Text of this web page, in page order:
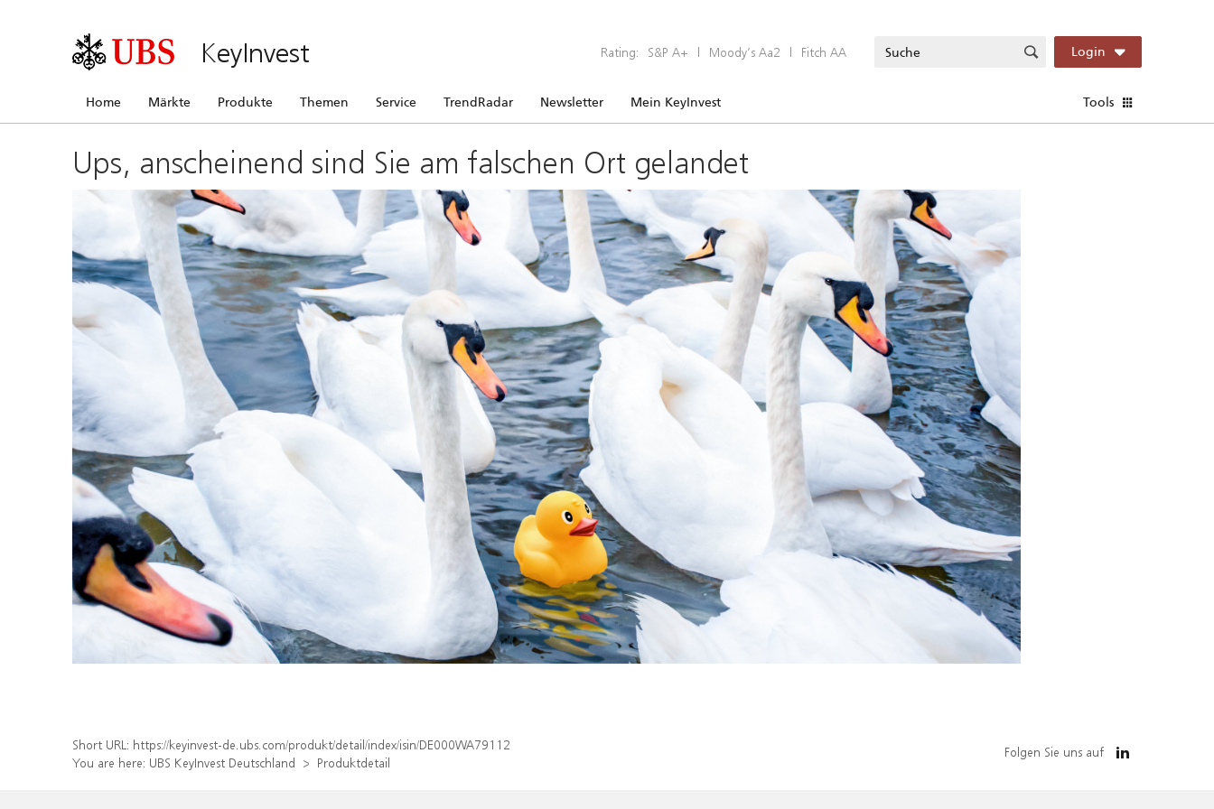
KeyInvest Rating: S&P A+ | Moody’s Aa2 | Fitch AA Login
Home Märkte Produkte Themen Service TrendRadar Newsletter Mein KeyInvest Tools
Ups, anscheinend sind Sie am falschen Ort gelandet
Short URL: https://keyinvest-de.ubs.com/produkt/detail/index/isin/DE000WA79112
You are here: UBS KeyInvest Deutschland Produktdetail
Folgen Sie uns auf